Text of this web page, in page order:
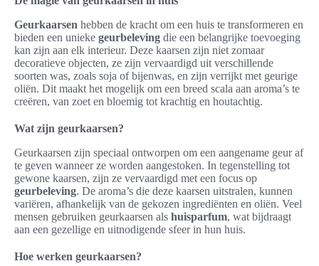
Geurkaarsen hebben de kracht om een huis te transformeren en
bieden een unieke geurbeleving die een belangrijke toevoeging
kan zijn aan elk interieur. Deze kaarsen zijn niet zomaar
decoratieve objecten, ze zijn vervaardigd uit verschillende
soorten was, zoals soja of bijenwas, en zijn verrijkt met geurige
oliën. Dit maakt het mogelijk om een breed scala aan aroma’s te
creëren, van zoet en bloemig tot krachtig en houtachtig.
Wat zijn geurkaarsen?
Geurkaarsen zijn speciaal ontworpen om een aangename geur af
te geven wanneer ze worden aangestoken. In tegenstelling tot
gewone kaarsen, zijn ze vervaardigd met een focus op
geurbeleving. De aroma’s die deze kaarsen uitstralen, kunnen
variëren, afhankelijk van de gekozen ingrediënten en oliën. Veel
mensen gebruiken geurkaarsen als huisparfum, wat bijdraagt
aan een gezellige en uitnodigende sfeer in hun huis.
Hoe werken geurkaarsen?